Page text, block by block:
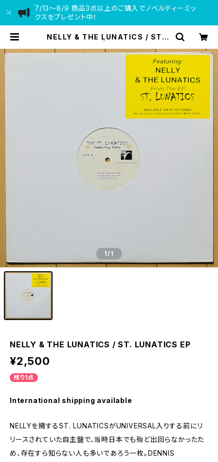
7/13〜8/9 商品3点以上のご購入でノベルティーミッ
クスをプレゼント中！
NELLY & THE LUNATICS / ST. L
1/1
NELLY & THE LUNATICS / ST. LUNATICS EP
¥2,500
残り1点
International shipping available
NELLYを擁するST. LUNATICSがUNIVERSAL入りする前にリ
リースされていた自主盤で、当時日本でも殆ど出回らなかったた
め、存在すら知らない人も多いであろう一枚。DENNIS